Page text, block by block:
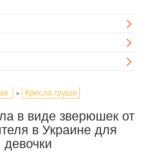
» Кресла груши
в виде зверюшек от
в Украине для
девочки